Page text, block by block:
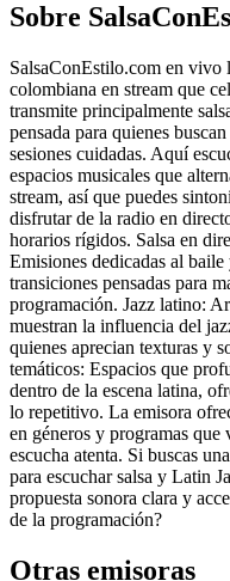
Sobre
SalsaConEstilo.com en vivo
colombiana en stream que
transmite principalmente
pensada para quienes
sesiones cuidadas. Aquí
espacios musicales que
stream, así que puedes
disfrutar de la radio en
horarios rígidos. Salsa en
Emisiones dedicadas al
transiciones pensadas para
programación. Jazz latino:
muestran la influencia del
quienes aprecian texturas y
temáticos: Espacios que
dentro de la escena latina,
lo repetitivo. La emisora
en géneros y programas
escucha atenta. Si buscas
para escuchar salsa y Latin
propuesta sonora clara y
de la programación?
Otras emisoras